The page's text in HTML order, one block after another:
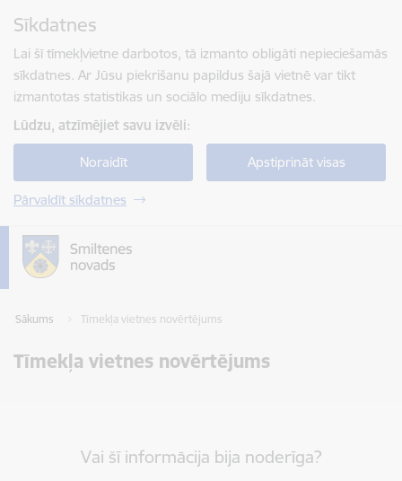
Sīkdatnes
Lai šī tīmekļvietne darbotos, tā izmanto obligāti nepieciešamās
sīkdatnes. Ar Jūsu piekrišanu papildus šajā vietnē var tikt
izmantotas statistikas un sociālo mediju sīkdatnes.
Lūdzu, atzīmējiet savu izvēli:
Noraidīt Apstiprināt visas
Pārvaldīt sīkdatnes
Sākums Tīmekļa vietnes novērtējums
Tīmekļa vietnes novērtējums
Vai šī informācija bija noderīga?